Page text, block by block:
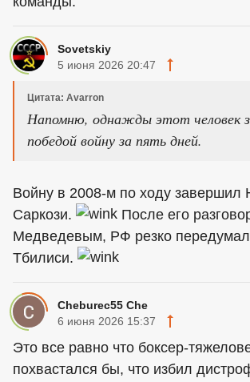
Sovetskiy
5 июня 2026 20:47
Цитата: Avarron
Напомню, однажды этот человек
победой войну за пять дней.
Войну в 2008-м по ходу завершил
Саркози.
После его
Медведевым, РФ резко
Тбилиси.
Cheburec55 Che
6 июня 2026 15:37
Это все равно что боксер-
похвастался бы, что избил